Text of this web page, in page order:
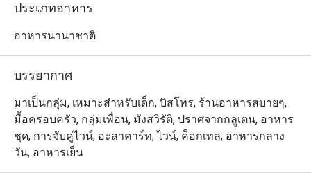
ประเภทอาหาร
อาหารนานาชาติ
บรรยากาศ
มาเป็นกลุ่ม, เหมาะสำหรับเด็ก, บิสโทร, ร้านอาหารสบายๆ,
มื้อครอบครัว, กลุ่มเพื่อน, มังสวิรัติ, ปราศจากกลูเตน, อาหาร
ชุด, การจับคู่ไวน์, อะลาคาร์ท, ไวน์, ค็อกเทล, อาหารกลาง
วัน, อาหารเย็น